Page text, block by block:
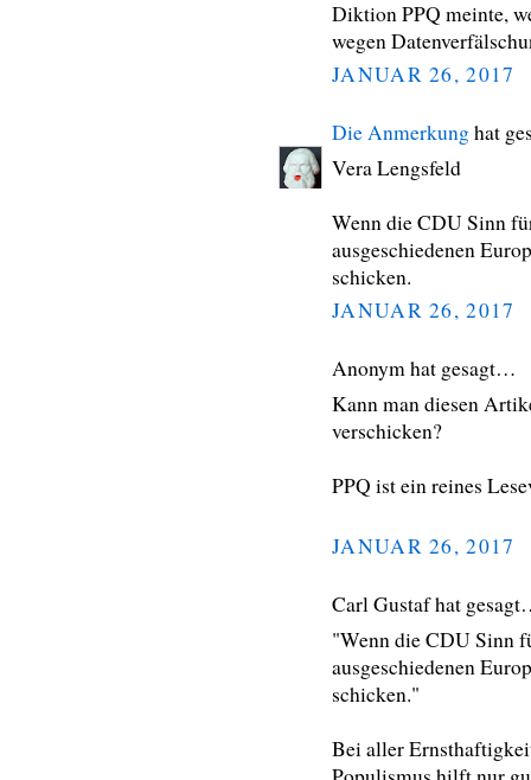
Diktion PPQ meinte,
wegen
JANUAR 26, 2017
Die Anmerkunghat
Vera Lengsfeld
Wenn die CDU Sinn
ausgeschiedenen
schicken.
JANUAR 26, 2017
Anonym hat gesagt…
Kann man diesen
verschicken?
PPQ ist ein reines
JANUAR 26, 2017
Carl Gustaf hat
"Wenn die CDU Sinn
ausgeschiedenen
schicken."
Bei aller